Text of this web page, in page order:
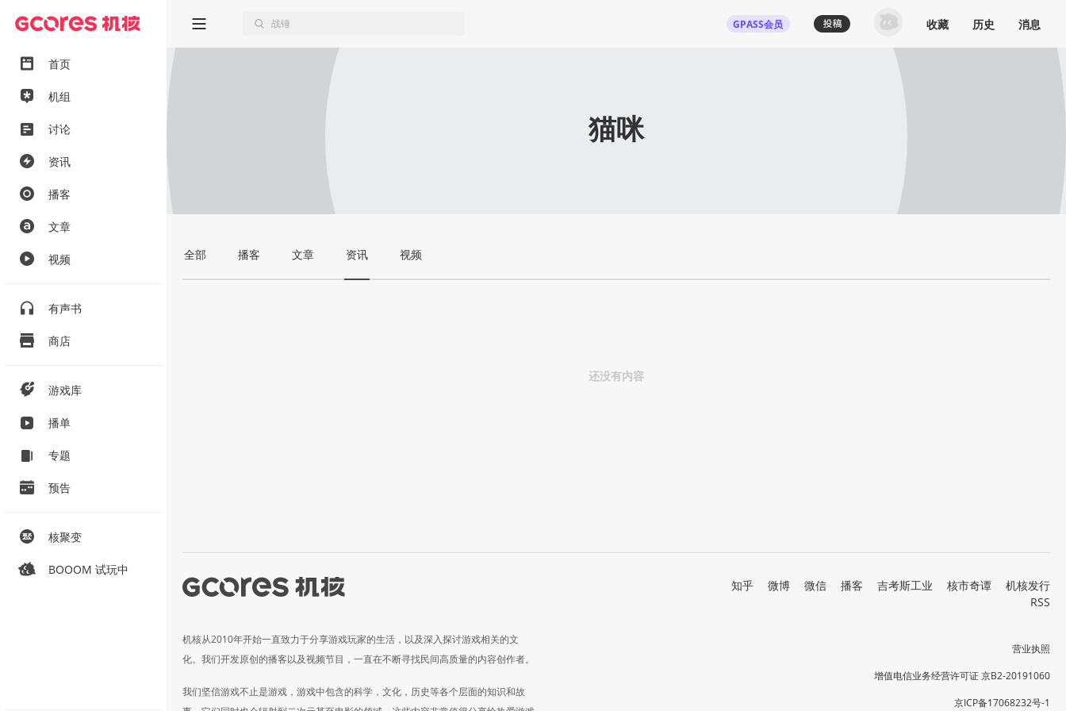
首页
机组
讨论
资讯
播客
文章
视频
有声书
商店
游戏库
播单
专题
预告
核聚变
BOOOM 试玩中
GPASS会员 收藏 历史 消息
猫咪
全部 播客 文章 资讯 视频
还没有内容
机核从2010年开始一直致力于分享游戏玩家的生活，以及深入探讨游戏相关的文
化。我们开发原创的播客以及视频节目，一直在不断寻找民间高质量的内容创作者。
我们坚信游戏不止是游戏，游戏中包含的科学，文化，历史等各个层面的知识和故
知乎 微博 微信 播客 吉考斯工业 核市奇谭
机核发行
RSS
营业执照
增值电信业务经营许可证 京B2-20191060
京ICP备17068232号-1